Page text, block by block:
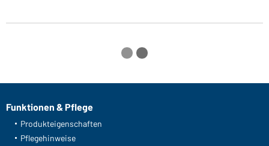
Funktionen & Pflege
Produkteigenschaften
Pflegehinweise